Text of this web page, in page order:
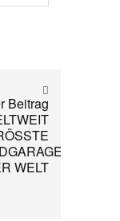
Beitrag
WELT